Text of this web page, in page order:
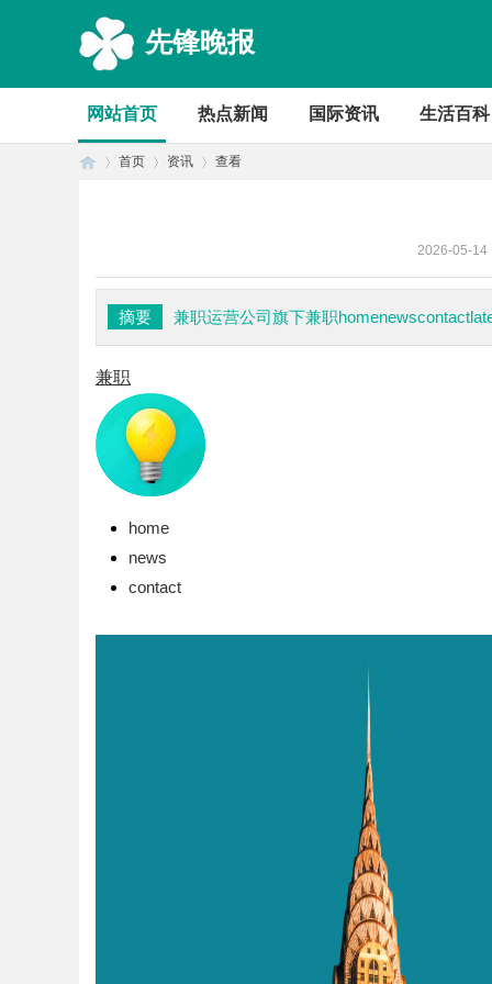
先锋晚报
网站首页 热点新闻 国际资讯 生活百科
首页 资讯 查看
2026-05-14
摘要 兼职运营公司旗下兼职
兼职
home
news
contact